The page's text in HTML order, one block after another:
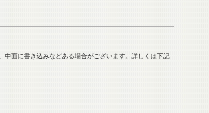
面に書き込みなどある場合がございます。詳しくは下記